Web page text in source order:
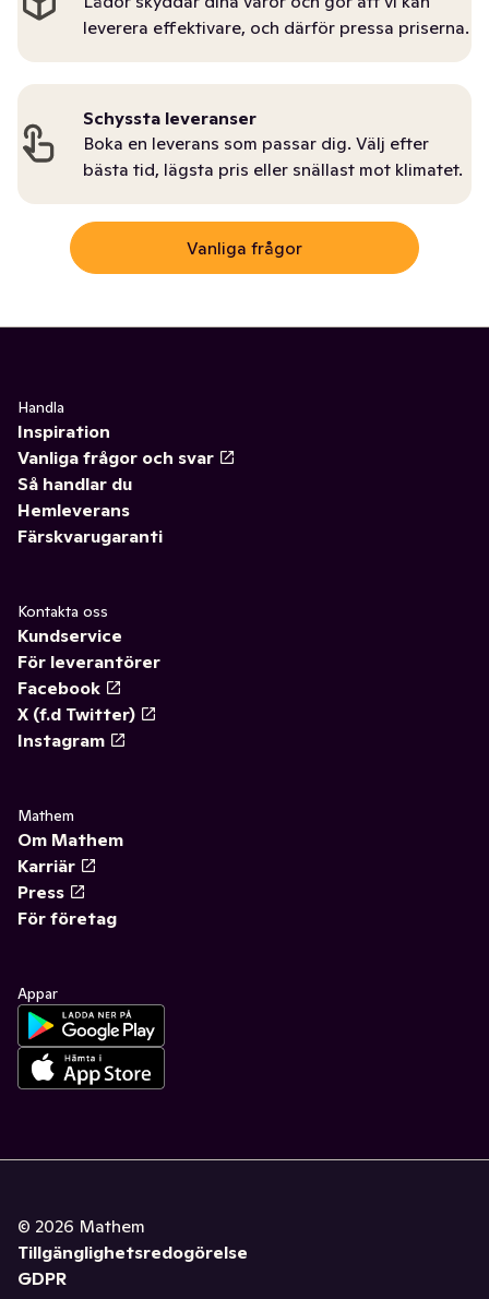
leverera effektivare, och därför pressa priserna.
Schyssta leveranser
Boka en leverans som passar dig. Välj efter
bästa tid, lägsta pris eller snällast mot klimatet.
Vanliga frågor
Handla
Inspiration
Vanliga frågor och svar
Så handlar du
Hemleverans
Färskvarugaranti
Kontakta oss
Kundservice
För leverantörer
Facebook
X (f.d Twitter)
Instagram
Mathem
Om Mathem
Karriär
Press
För företag
Appar
© 2026 Mathem
Tillgänglighetsredogörelse
GDPR